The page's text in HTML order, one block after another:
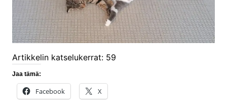
Artikkelin katselukerrat: 59
Jaa tämä:
Facebook X